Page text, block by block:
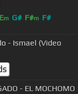
Em G# F#m F#
- Ismael (Video
- EL MOCHOMO